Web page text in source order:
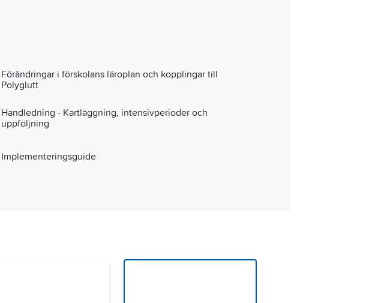
Förändringar i förskolans läroplan och kopplingar till
Polyglutt
Handledning - Kartläggning, intensivperioder och
uppföljning
Implementeringsguide